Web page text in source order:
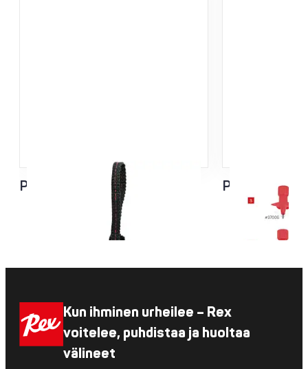
Pro 360 fit sauvan hihna Pro sompa,
Kun ihminen urheilee – Rex
voitelee, puhdistaa ja huoltaa
välineet